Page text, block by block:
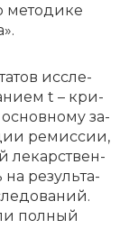
ме­то­ди­ке
ис­сле­
t – кри­
основ­но­му за­
ре­мис­сии,
ле­кар­ствен­
ре­зуль­та­
пол­ный